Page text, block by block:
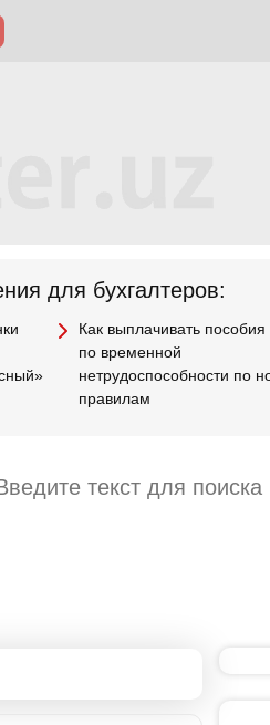
для бухгалтеров:
Как выплачивать пособия
по временной
нетрудоспособности по
правилам